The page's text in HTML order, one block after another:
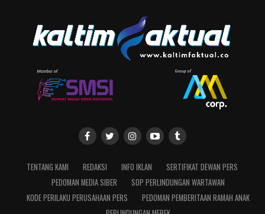
TENTANG KAMI REDAKSI INFO IKLAN
SERTIFIKAT DEWAN PERS
PEDOMAN MEDIA SIBER
SOP PERLINDUNGAN WARTAWAN
KODE PERILAKU PERUSAHAAN PERS
PEDOMAN PEMBERITAAN RAMAH ANAK